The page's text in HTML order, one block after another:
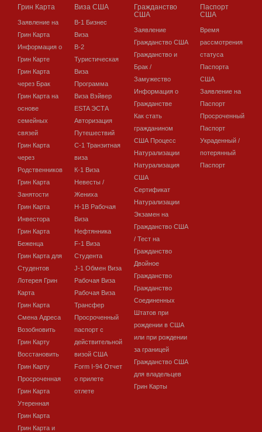
Грин Карта
Заявление на
Грин Карта
Информация о
Грин Карте
Грин Карта
через Брак
Грин Карта на
основе
семейных
связей
Грин Карта
через
Родственников
Грин Карта
Занятости
Грин Карта
Инвестора
Грин Карта
Беженца
Грин Карта для
Студентов
Лотерея Грин
Карта
Грин Карта
Смена Адреса
Возобновить
Грин Карту
Восстановить
Грин Карту
Просроченная
Грин Карта
Утеренная
Грин Карта
Грин Карта и
Виза США
В-1 Бизнес
Виза
В-2
Туристическая
Виза
Программа
Виза Вэйвер
ESTA ЭСТА
Авторизация
Путешествий
C-1 Транзитная
виза
К-1 Виза
Невесты /
Жениха
H-1B Рабочая
Виза
Нефтянника
F-1 Виза
Студента
J-1 Обмен Виза
Рабочая Виза
Рабочая Виза
Трансфер
Просроченный
паспорт с
действительной
визой США
Form I-94 Отчет
о прилете
отлете
Гражданство
США
Заявление
Гражданство США
Гражданство и
Брак /
Замужество
Информация о
Гражданстве
Как стать
гражданином
США Процесс
Натурализации
Натурализация
США
Сертификат
Натурализации
Экзамен на
Гражданство США
/ Тест на
Гражданство
Двойное
Гражданство
Гражданство
Соединенных
Штатов при
рождении в США
или при рождении
за границей
Гражданство США
для владельцев
Грин Карты
Паспорт
США
Время
рассмотрения
статуса
Паспорта
США
Заявление на
Паспорт
Просроченный
Паспорт
Украденный /
потерянный
Паспорт